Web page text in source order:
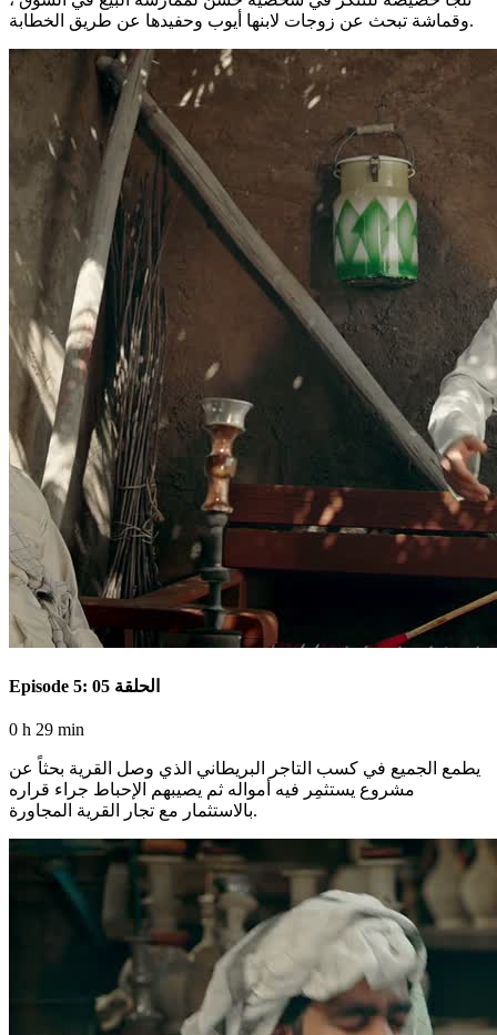
وقماشة تبحث عن زوجات لابنها أيوب وحفيدها عن طريق الخطابة.
Episode 5: الحلقة 05
0 h 29 min
يطمع الجميع في كسب التاجر البريطاني الذي وصل القرية بحثاً عن
مشروع يستثمِر فيه أمواله ثم يصيبهم الإحباط جراء قراره
بالاستثمار مع تجار القرية المجاورة.